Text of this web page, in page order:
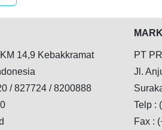
14,9 Kebakkramat
/ 827724 / 8200888
PT
Jl.
Telp :
Fax :